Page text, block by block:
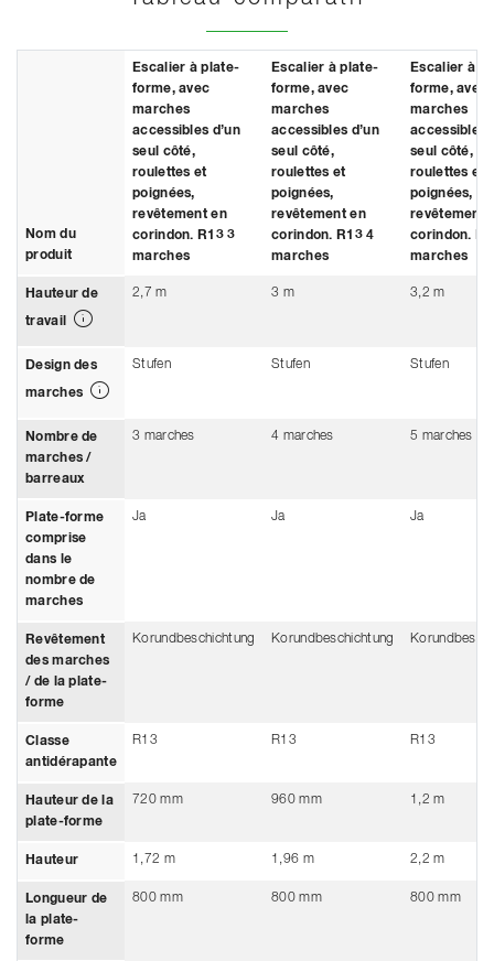
Nom du
produit
Escalier à plate-
forme, avec
marches
accessibles d’un
seul côté,
roulettes et
poignées,
revêtement en
corindon. R13 3
marches
Escalier à plate-
forme, avec
marches
accessibles d’un
seul côté,
roulettes et
poignées,
revêtement en
corindon. R13 4
marches
Escalier à
forme, avec
marches
accessibles
seul côté,
roulettes et
poignées,
revêtement
corindon.
marches
Hauteur de
travail
2,7 m 3 m 3,2 m
Design des
marches
Stufen Stufen Stufen
Nombre de
marches /
barreaux
3 marches 4 marches 5 marches
Plate-forme
comprise
dans le
nombre de
marches
Ja Ja Ja
Revêtement
des marches
/ de la plate-
forme
Korundbeschichtung Korundbeschichtung
Classe
antidérapante
R13 R13 R13
Hauteur de la
plate-forme
720 mm 960 mm 1,2 m
Hauteur 1,72 m 1,96 m 2,2 m
Longueur de
la plate-
forme
800 mm 800 mm 800 mm